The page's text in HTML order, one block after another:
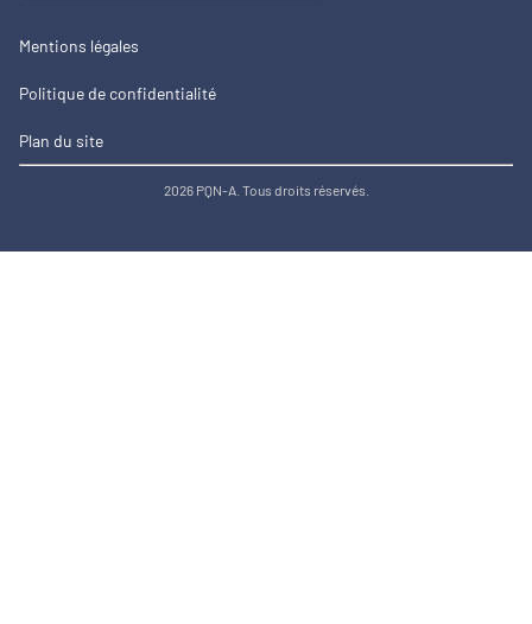
Mentions légales
Politique de confidentialité
Plan du site
2026 PQN-A. Tous droits réservés.